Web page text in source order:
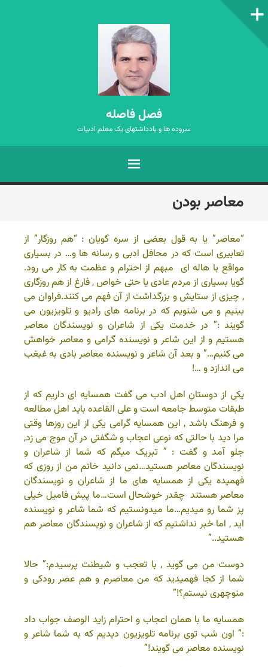
ستون‌کناری
فصل فاصله
سروده ها و یادداشتهای یک معلم ادبیات
فهرست
رفتن
به
معاصر بودن
“معاصر” یا به قول بعضی از سره گویان : “هم روزگار” از
تعابیری است که در محافل ادبی و رسانه ها و… در بسیاری
مواقع با هاله ای مبهم از احترام و عظمت به کار می رود.
گویا بسیاری از مردم عادی یا حتی خواص , فارغ از هم روزگاری
, چیزی از ستایش و بزرگداشت از آن فهم می کنند.فراوان می
بینیم و می شنویم که در برنامه های رادیو و تلویزیون می
گویند :” در خدمت یکی از شاعران و نویسندگان معاصر
هستیم و از این شاعر و نویسنده گرامی و معاصر خواهش
می کنیم…” و بعد آن شاعر و نویسنده معاصر بادی به غبغب
می اندازد و …!
یکی از دوستان اهل ادب می گفت همسایه ای داریم که از
طبقات متوسط جامعه است و علی القاعده باید اهل مطالعه
و فرهنگ باشد , این همسایه گرامی یکی از این روزها وقتی
مرا دید با حالتی که نوعی اعجاب و شگفتی در آن موج می زد,
جلو آمد و گفت : ” تبریک میگم که شما از شاعران و
نویسندگان معاصر هستید…نمی دانید خانم من از روزی که
فهمیده یکی از همسایه های ما از شاعران و نویسندگان
معاصر هستند چقدر خوشحال است…ما پیش فامیل خیلی
پز شما رو میدیم…ما میدونستیم که شما شاعر و نویسنده
اید , اما خبر نداشتیم که از شاعران و نویسندگان معاصر هم
هستید..”
دوست من می گوید , با تعجب و شیطنت پرسیدم:” حالا
شما از کجا فهمیدید که من معاصرم و هم عصر رودکی و
منوچهری نیستم؟!”
همسایه ما با همان اعجاب و احترام زاید الوصف جواب داد
:” اون شب توی برنامه تلویزیون دیدیم که به شما شاعر و
نویسنده معاصر می گویند!”